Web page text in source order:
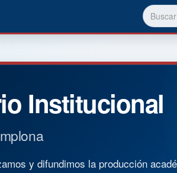
Institucional
y difundimos la producción